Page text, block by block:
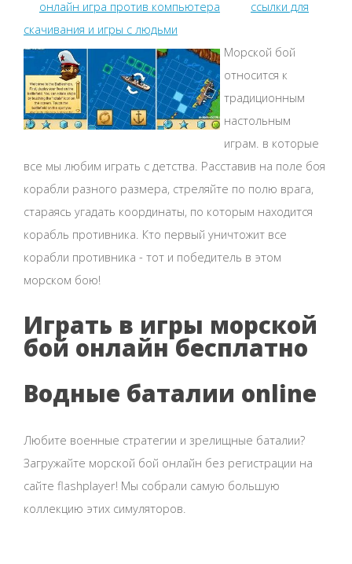
онлайн игра против компьютера
ссылки для
скачивания и игры с людьми
Морской бой
относится к
традиционным
настольным
играм. в которые
все мы любим играть с детства. Расставив на поле боя
корабли разного размера, стреляйте по полю врага,
стараясь угадать координаты, по которым находится
корабль противника. Кто первый уничтожит все
корабли противника - тот и победитель в этом
морском бою!
Играть в игры морской
бой онлайн бесплатно
Водные баталии online
Любите военные стратегии и зрелищные баталии?
Загружайте морской бой онлайн без регистрации на
сайте flashplayer! Мы собрали самую большую
коллекцию этих симуляторов.